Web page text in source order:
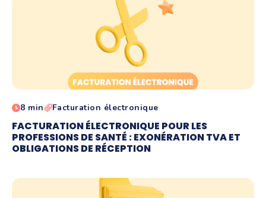
8 min Facturation électronique
FACTURATION ÉLECTRONIQUE POUR LES
PROFESSIONS DE SANTÉ : EXONÉRATION TVA ET
OBLIGATIONS DE RÉCEPTION